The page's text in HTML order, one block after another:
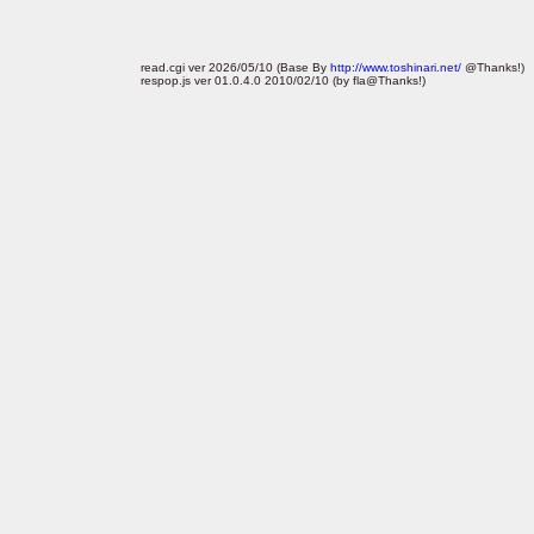
read.cgi ver 2026/05/10 (Base By http://www.toshinari.net/ @Thanks!)
respop.js ver 01.0.4.0 2010/02/10 (by fla@Thanks!)